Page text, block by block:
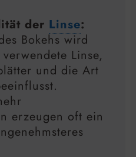
der Linse:
Bokehs wird
Linse,
und die Art
erzeugen oft ein